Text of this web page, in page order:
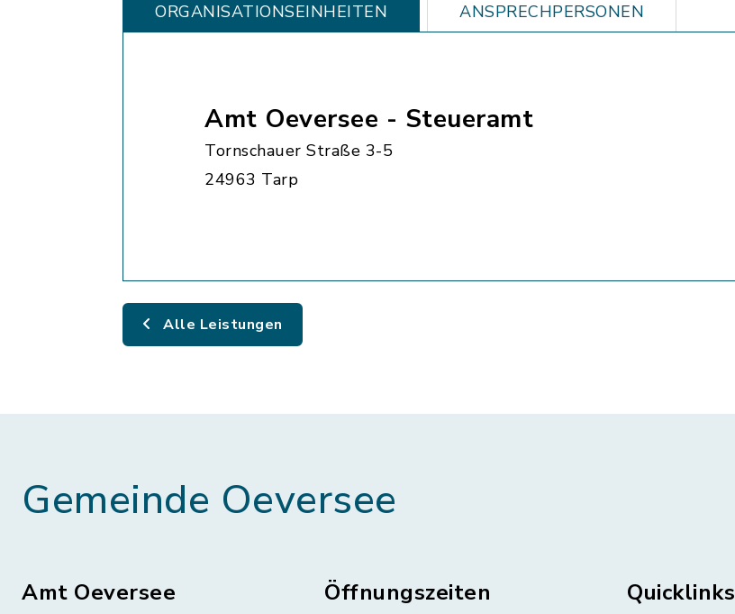
ORGANISATIONS­EINHEITEN ANSPRECHPERSONEN
Amt Oeversee - Steueramt
Tornschauer Straße 3-5
24963 Tarp
Alle Leistungen
Gemeinde Oeversee
Amt Oeversee Öffnungszeiten Quicklinks